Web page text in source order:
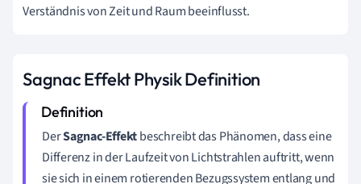
Verständnis von Zeit und Raum beeinflusst.
Sagnac Effekt Physik Definition
DerSagnac-Effektbeschreibt das Phänomen, dass eine
Differenz in der Laufzeit von Lichtstrahlen auftritt, wenn
sie sich in einem rotierenden Bezugssystem entlang und